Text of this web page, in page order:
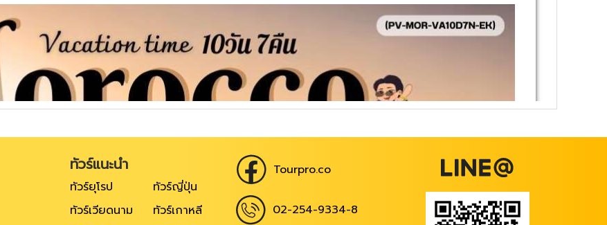
ทัวร์แนะนำ
ทัวร์ยุโรป
ทัวร์ญี่ปุ่น
ทัวร์เวียดนาม
ทัวร์เกาหลี
Tourpro.co
02-254-9334-8